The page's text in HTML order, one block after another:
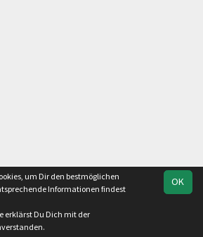
OK
um Dir den bestmöglichen
Informationen findest
erklärst Du Dich mit der